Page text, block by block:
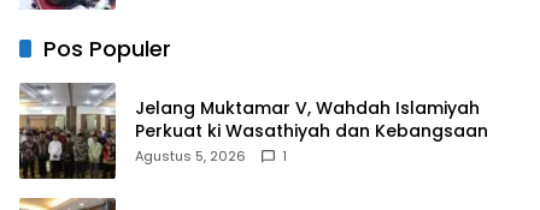
Pos Populer
Jelang Muktamar V, Wahdah Islamiyah
Perkuat ki Wasathiyah dan Kebangsaan
Agustus 5, 2026 1